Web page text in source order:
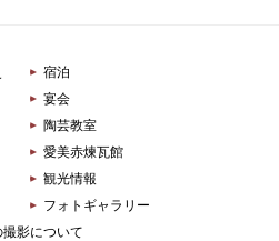
宿泊
宴会
陶芸教室
愛美赤煉瓦館
観光情報
フォトギャラリー
影について